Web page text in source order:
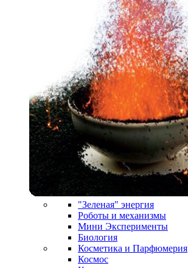
"Зеленая" энергия
Роботы и механизмы
Мини Эксперименты
Биология
Косметика и Парфюмерия
Космос